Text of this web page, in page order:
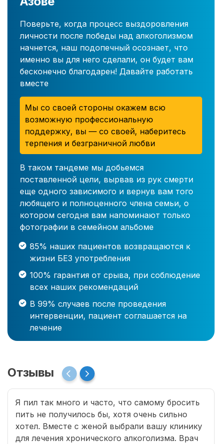
Поверьте, когда процесс выздоровления
личности после победы над алкоголизмом
начнется, наш подопечный осознает, что
именно вы для него сделали, он будет вам
бесконечно благодарен! Давайте работать
вместе
Мы со своей стороны окажем всю
возможную профессиональную
поддержку, вы — со своей, наберитесь
терпения и безграничной любви
В таком тандеме мы добьемся
поставленной цели, вырвав из рук смерти
еще одного зависимого и вернув вам того
любящего и полноценного члена семьи, о
котором сегодня вам напоминают только
фотографии в семейном альбоме
85% наших пациентов возвращаются к
жизни БЕЗ употребления
100% гарантия от срыва, при соблюдение
всех наших рекомендаций
В 99% случаев после проведения
интервенции, пациент соглашается на
лечение
Отзывы
Я пил так много и часто, что самому бросить
пить не получилось бы, хотя очень сильно
хотел. Вместе с женой выбрали вашу клинику
для лечения хронического алкоголизма. Врач